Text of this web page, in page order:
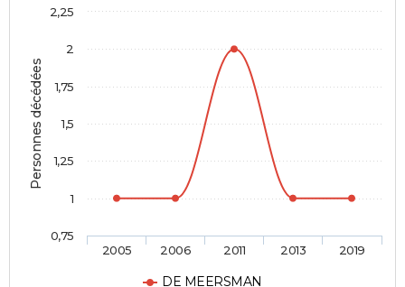
Personnes décédées
DE MEERSMAN
2005 2006 2011 2013 2019
0,75
1
1,25
1,5
1,75
2
2,25